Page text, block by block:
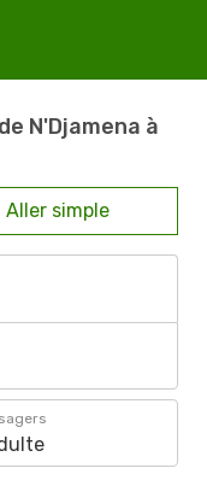
N'Djamena à
Aller simple